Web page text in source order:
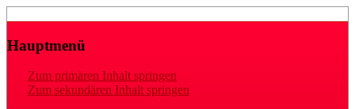
Gaby Regler
Hauptmenü
Zum primären Inhalt springen
Zum sekundären Inhalt springen